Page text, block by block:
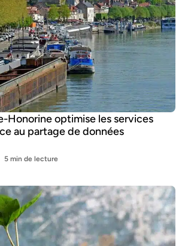
Honorine optimise les services
au partage de données
5 min de lecture